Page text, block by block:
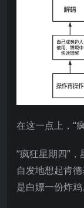
在这一点上，“
“疯狂星期四”
自发地想起肯
是白嫖一份炸鸡